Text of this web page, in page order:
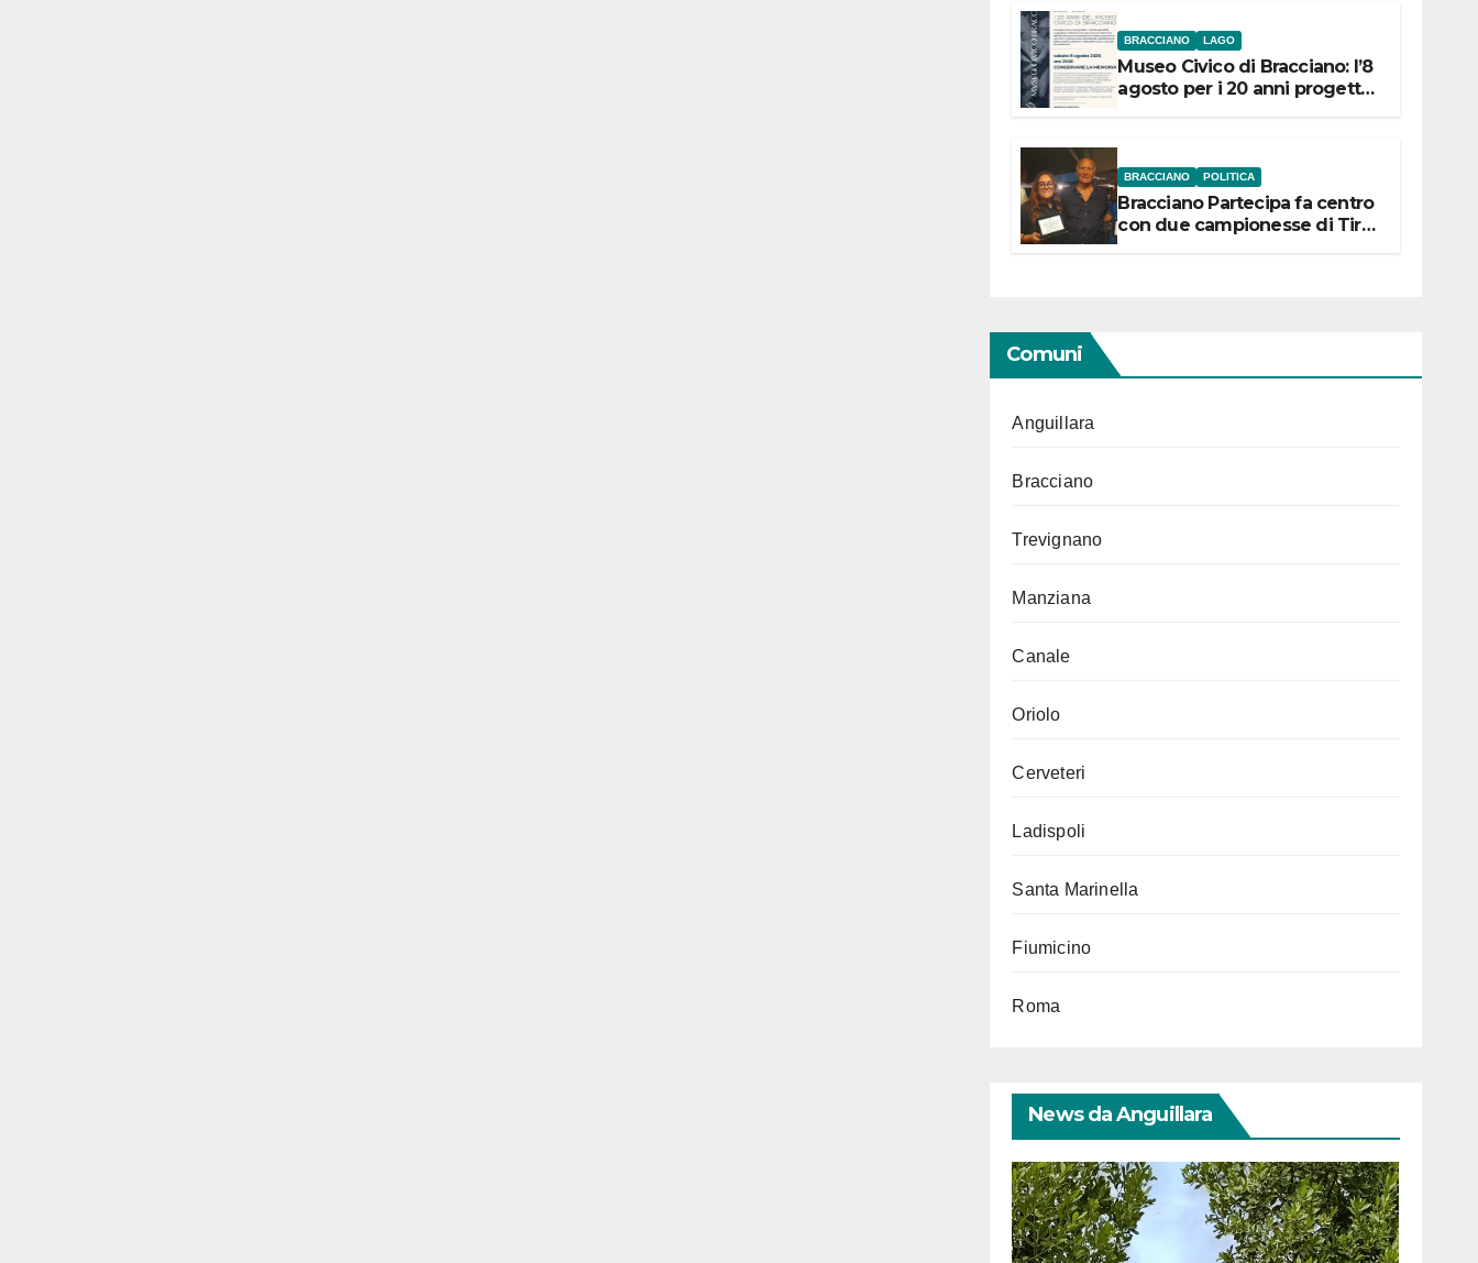
BRACCIANO LAGO
Museo Civico di Bracciano: l’8
agosto per i 20 anni progetto
BRACCIANO POLITICA
Bracciano Partecipa fa centro
con due campionesse di Tiro
Comuni
Anguillara
Bracciano
Trevignano
Manziana
Canale
Oriolo
Cerveteri
Ladispoli
Santa Marinella
Fiumicino
Roma
News da Anguillara